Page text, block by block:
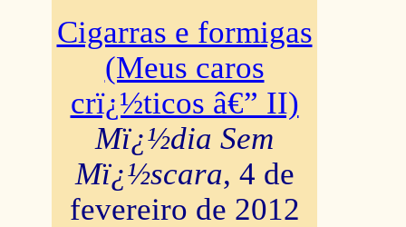
Cigarras e formigas
(Meus caros
crï¿½ticos â€” II)
Mï¿½dia Sem
Mï¿½scara, 4 de
fevereiro de 2012